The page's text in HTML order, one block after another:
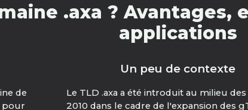
.axa ?
applications
de
pour
Un peu de contexte
Le TLD .axa a été introduit au milieu des
2010 dans le cadre de l'expansion des